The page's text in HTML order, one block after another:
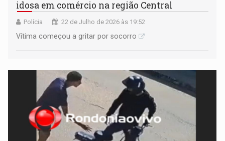
idosa em comércio na região Central
Polícia 22 de Julho de 2026 às 19:52
Vítima começou a gritar por socorro